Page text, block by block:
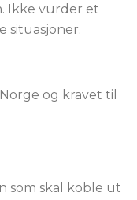
Ikke vurder et
situasjoner.
og kravet til
som skal koble ut